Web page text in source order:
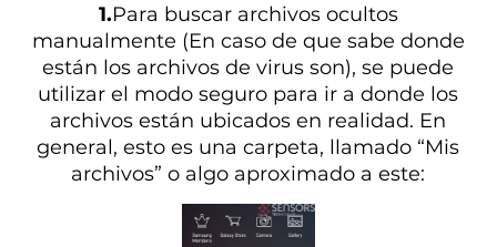
1.Para buscar archivos ocultos
manualmente (En caso de que sabe donde
están los archivos de virus son), se puede
utilizar el modo seguro para ir a donde los
archivos están ubicados en realidad. En
general, esto es una carpeta, llamado “Mis
archivos” o algo aproximado a este: